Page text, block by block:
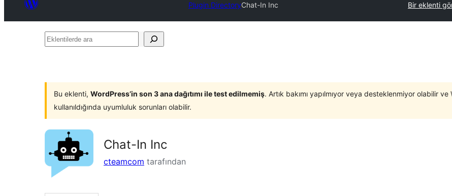
Plugin DirectoryChat-In Inc Bir eklenti
Eklentilerde
Bu eklenti, WordPress’in son 3 ana dağıtımı ile test edilmemiş. Artık bakımı yapılmıyor veya desteklenmiyor olabilir
kullanıldığında uyumluluk sorunları olabilir.
Chat-In Inc
cteamcom tarafından